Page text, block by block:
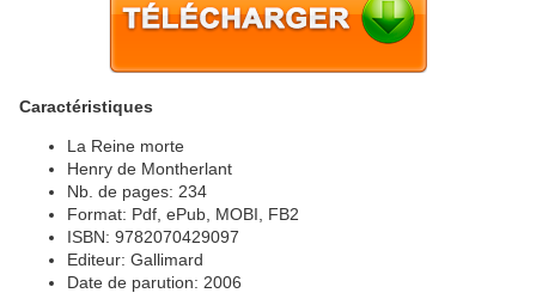
Caractéristiques
La Reine morte
Henry de Montherlant
Nb. de pages: 234
Format: Pdf, ePub, MOBI, FB2
ISBN: 9782070429097
Editeur: Gallimard
Date de parution: 2006